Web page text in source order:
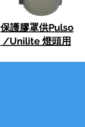
保護膠罩供Pulso
/Unilite 燈頭用